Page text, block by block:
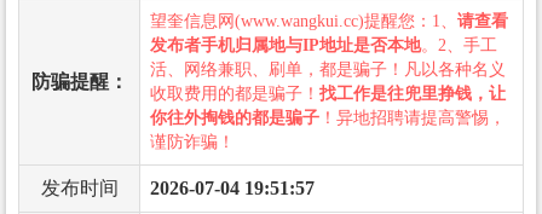
防骗提醒：
望奎信息网(www.wangkui.cc)提醒您：1、 请查看
发布者手机归属地与IP地址是否本地。2、手工
活、网络兼职、刷单，都是骗子！凡以各种名义
收取费用的都是骗子！ 找工作是往兜里挣钱，让
你往外掏钱的都是骗子 ！异地招聘请提高警惕，
谨防诈骗！
发布时间 2026-07-04 19:51:57